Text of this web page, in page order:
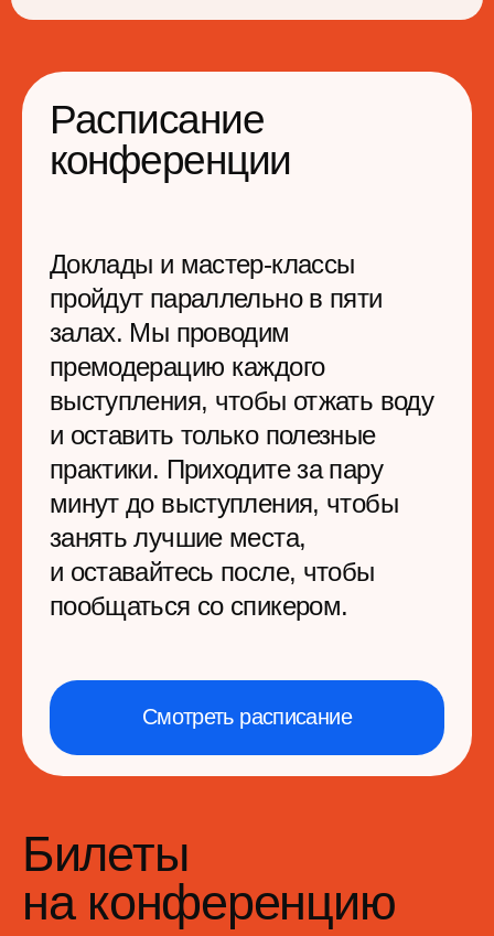
Слушайте доклады онлайн
пространстве
36 000 руб*
36 000 руб.
4-5 июня 2026
с 1 компьютера
Видеозаписи докладов
и мастер-классов
Доступ к онлайн-
пространству
для общения с
участниками и спикерами
Лично
и получайте все материалы